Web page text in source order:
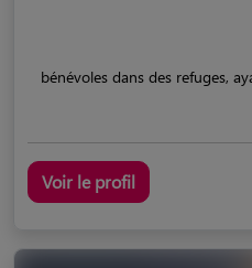
bénévoles dans des refuges,
Voir le profil